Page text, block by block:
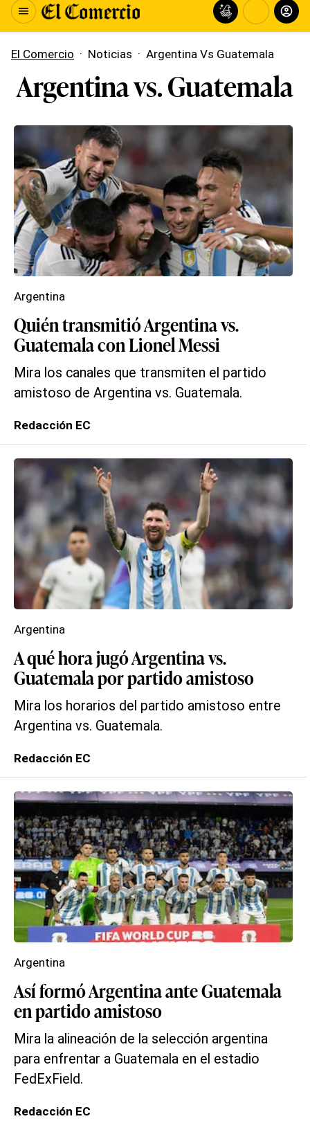
El Comercio · Noticias · Argentina Vs Guatemala
Argentina vs. Guatemala
Quién transmitió Argentina vs.
Guatemala con Lionel Messi
Mira los canales que transmiten el partido
amistoso de Argentina vs. Guatemala.
Argentina
Redacción EC
A qué hora jugó Argentina vs.
Guatemala por partido amistoso
Mira los horarios del partido amistoso entre
Argentina vs. Guatemala.
Argentina
Redacción EC
Así formó Argentina ante Guatemala
en partido amistoso
Mira la alineación de la selección argentina
para enfrentar a Guatemala en el estadio
FedExField.
Argentina
Redacción EC